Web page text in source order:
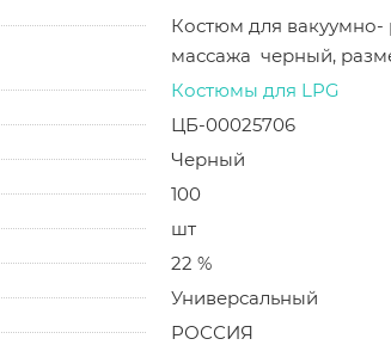
Костюм для вакуумно-
массажа черный,
Костюмы для LPG
ЦБ-00025706
Черный
100
шт
22 %
Универсальный
РОССИЯ